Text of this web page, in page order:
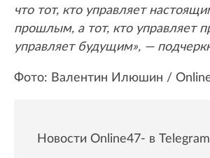
что тот, кто управляет
прошлым, а тот, кто управляет
управляет будущим», —
Фото: Валентин Илюшин /
Новости Online47- в